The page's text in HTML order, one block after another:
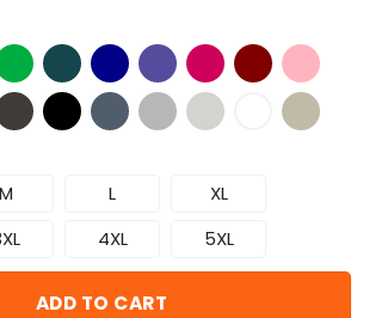
M L
XL
4XL 5XL
ADD TO CART